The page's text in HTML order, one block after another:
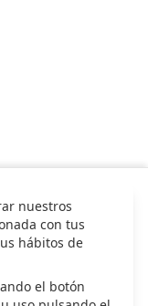
nuestros
con tus
hábitos de
el botón